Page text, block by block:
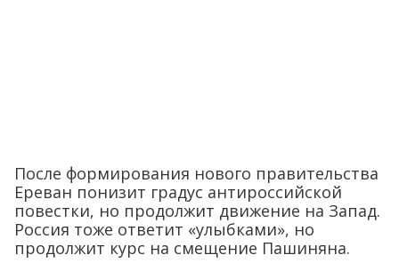
После формирования нового правительства
Ереван понизит градус антироссийской
повестки, но продолжит движение на Запад.
Россия тоже ответит «улыбками», но
продолжит курс на смещение Пашиняна.